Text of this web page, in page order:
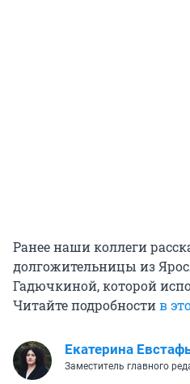
Ранее наши коллеги
долгожительницы из
Гадючкиной, которой
Читайте подробностив
Екатерина
Заместитель главного